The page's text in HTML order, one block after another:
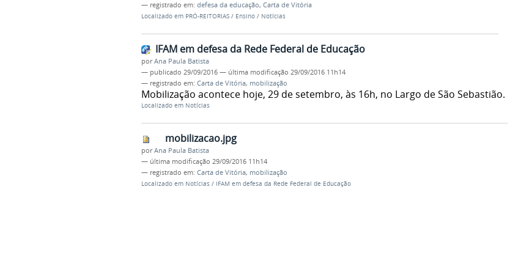
— registrado em: defesa da educação, Carta de Vitória
Localizado em PRÓ-REITORIAS / Ensino / Notícias
IFAM em defesa da Rede Federal de Educação
porAna Paula Batista
— publicado 29/09/2016 — última modificação 29/09/2016 11h14
— registrado em: Carta de Vitória, mobilização
Mobilização acontece hoje, 29 de setembro, às 16h, no Largo de São Sebastião.
Localizado em Notícias
mobilizacao.jpg
porAna Paula Batista
— última modificação 29/09/2016 11h14
— registrado em: Carta de Vitória, mobilização
Localizado em Notícias / IFAM em defesa da Rede Federal de Educação